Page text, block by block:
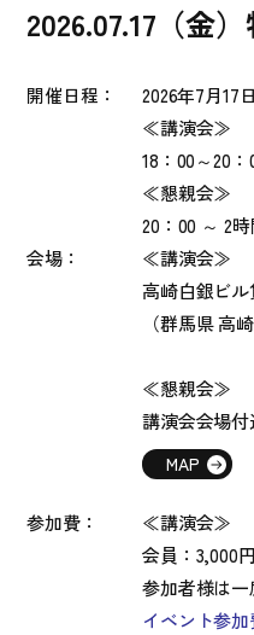
2026.07.17（金
開催日程： 2026年7月17
≪講演会≫
18：00～20
≪懇親会≫
20：00 ～ 2
会場：
≪講演会≫
高崎白銀ビ
（群馬県 高
≪懇親会≫
講演会会場
MAP
参加費：
≪講演会≫
会員：3,000
参加者様は一
イベント参